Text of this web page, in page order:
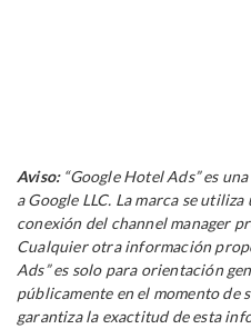
Aviso:“Google Hotel Ads” es
a Google LLC. La marca se
conexión del channel manager
Cualquier otra información
Ads” es solo para orientación
públicamente en el momento de
garantiza la exactitud de esta